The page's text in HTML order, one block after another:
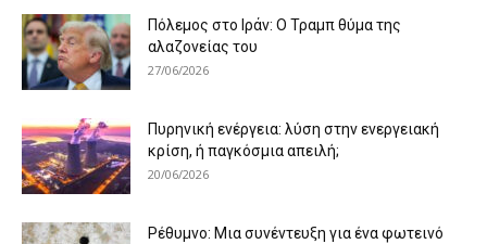
Πόλεμος στο Ιράν: Ο Τραμπ θύμα της
αλαζονείας του
27/06/2026
Πυρηνική ενέργεια: λύση στην ενεργειακή
κρίση, ή παγκόσμια απειλή;
20/06/2026
Ρέθυμνο: Μια συνέντευξη για ένα φωτεινό